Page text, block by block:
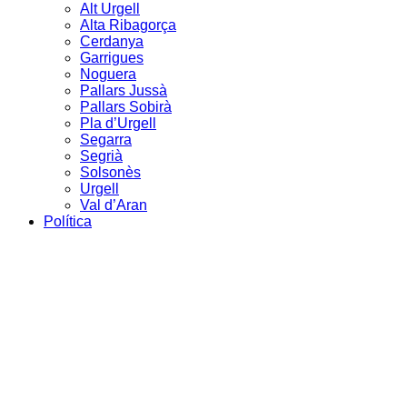
Alt Urgell
Alta Ribagorça
Cerdanya
Garrigues
Noguera
Pallars Jussà
Pallars Sobirà
Pla d’Urgell
Segarra
Segrià
Solsonès
Urgell
Val d’Aran
Política